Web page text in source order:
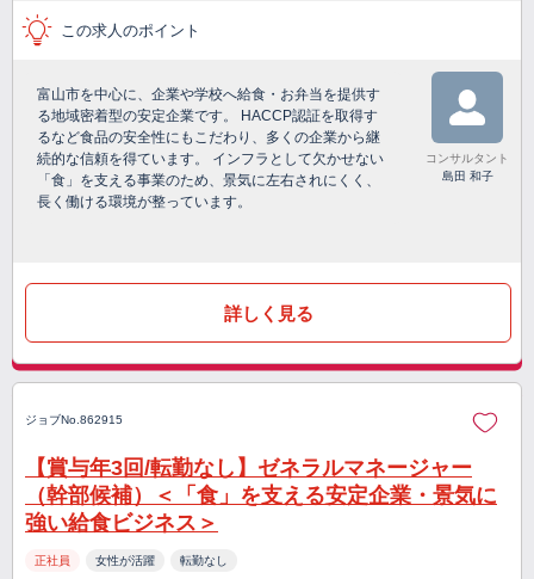
この求人のポイント
富山市を中心に、企業や学校へ給食・お弁当を提供す
る地域密着型の安定企業です。 HACCP認証を取得す
るなど食品の安全性にもこだわり、多くの企業から継
続的な信頼を得ています。 インフラとして欠かせない
「食」を支える事業のため、景気に左右されにくく、
長く働ける環境が整っています。
コンサルタント
島田 和子
詳しく見る
ジョブNo.862915
【賞与年3回/転勤なし】ゼネラルマネージャー
（幹部候補）＜「食」を支える安定企業・景気に
強い給食ビジネス＞
正社員 女性が活躍 転勤なし